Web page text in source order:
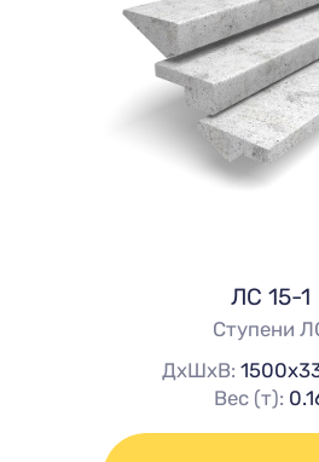
ЛС 15-1
Ступени
ДхШхВ:
Вес (т):